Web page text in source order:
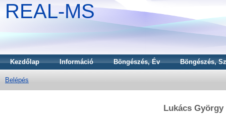
REAL-MS
Kezdőlap Információ Böngészés, Év Böngészés,
Belépés
Lukács